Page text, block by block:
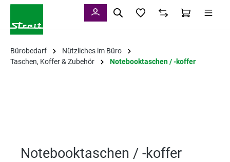
Bürobedarf
Nützliches im Büro
Taschen, Koffer & Zubehör
Notebooktaschen / -koffer
Notebooktaschen / -koffer